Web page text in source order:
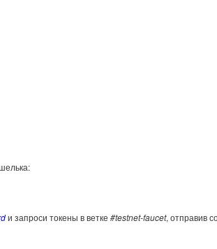
и запроси токены в ветке #testnet-faucet, отправив